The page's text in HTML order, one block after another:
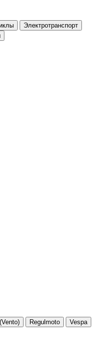
Электротранспорт
Regulmoto
Vespa